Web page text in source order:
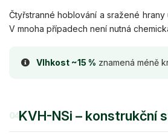
Čtyřstranné hoblování a sražené
V mnoha případech není nutná
Vlhkost ~15 % znamená méně
04KVH-NSi – konstrukční